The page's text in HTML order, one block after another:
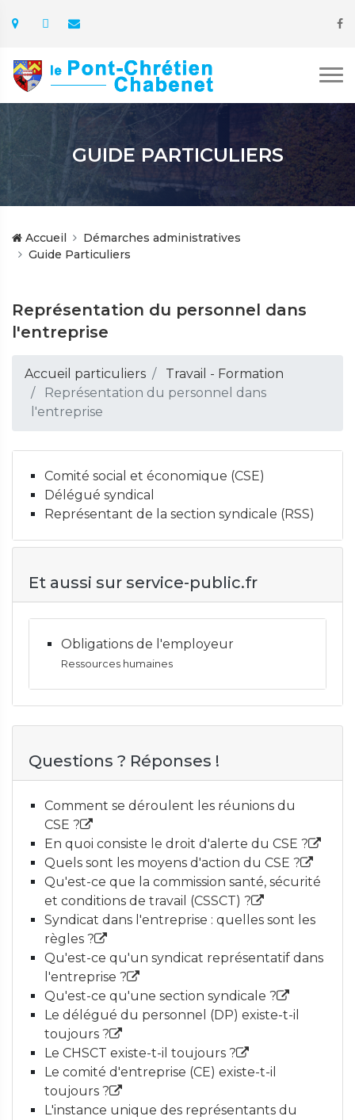
GUIDE PARTICULIERS
Accueil
Démarches administratives
Guide Particuliers
Représentation du personnel dans
l'entreprise
Accueil particuliers
Travail - Formation
Représentation du personnel dans
l'entreprise
Comité social et économique (CSE)
Délégué syndical
Représentant de la section syndicale (RSS)
Et aussi sur service-public.fr
Obligations de l'employeur
Ressources humaines
Questions ? Réponses !
Comment se déroulent les réunions du
CSE ?
En quoi consiste le droit d'alerte du CSE ?
Quels sont les moyens d'action du CSE ?
Qu'est-ce que la commission santé, sécurité
et conditions de travail (CSSCT) ?
Syndicat dans l'entreprise : quelles sont les
règles ?
Qu'est-ce qu'un syndicat représentatif dans
l'entreprise ?
Qu'est-ce qu'une section syndicale ?
Le délégué du personnel (DP) existe-t-il
toujours ?
Le CHSCT existe-t-il toujours ?
Le comité d'entreprise (CE) existe-t-il
toujours ?
L'instance unique des représentants du